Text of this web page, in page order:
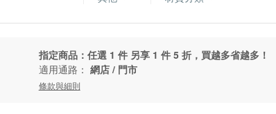
指定商品：任選 1 件 另享 1 件 5 折，買越多省越多！
適用通路： 網店 / 門市
條款與細則